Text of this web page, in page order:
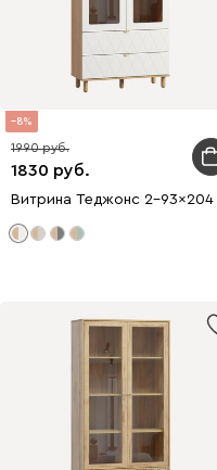
8
1830
1990
Витрина Теджонс 2-